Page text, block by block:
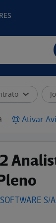
Ativar
S/A